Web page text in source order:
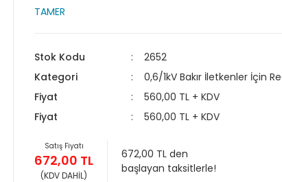
TAMER
Stok Kodu
2652
Kategori
0,6/1kV Bakır İletkenler İçin
Fiyat
560,00 TL + KDV
Fiyat
560,00 TL + KDV
Satış Fiyatı
672,00 TL
(KDV DAHİL)
672,00 TL den
başlayan taksitlerle!